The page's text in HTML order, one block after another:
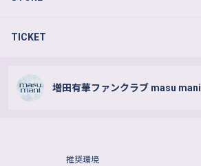
TICKET
増田有華ファンクラブ masu mani
推奨環境